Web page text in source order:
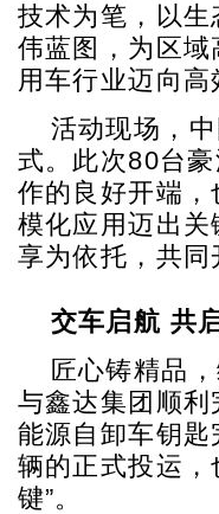
技术为笔，以
伟蓝图，为区
用车行业迈向
活动现场，
式。此次80台
作的良好开端
模化应用迈出
享为依托，共
交车启航 共
匠心铸精品
与鑫达集团顺利
能源自卸车钥
辆的正式投运
键”。